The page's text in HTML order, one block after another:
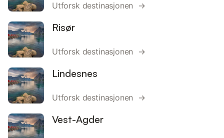
Utforsk destinasjonen →
Risør
Utforsk destinasjonen →
Lindesnes
Utforsk destinasjonen →
Vest-Agder